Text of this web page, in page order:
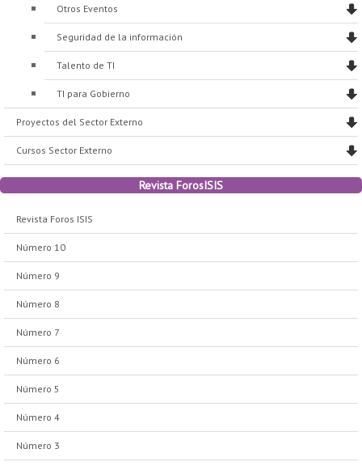
Otros Eventos
Seguridad de la información
Talento de TI
TI para Gobierno
Proyectos del Sector Externo
Cursos Sector Externo
Revista ForosISIS
Revista Foros ISIS
Número 10
Número 9
Número 8
Número 7
Número 6
Número 5
Número 4
Número 3